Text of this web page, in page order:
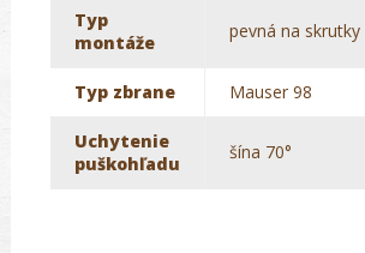
Typ
montáže
pevná na skrutky
Typ zbrane Mauser 98
Uchytenie
puškohľadu
šína 70°